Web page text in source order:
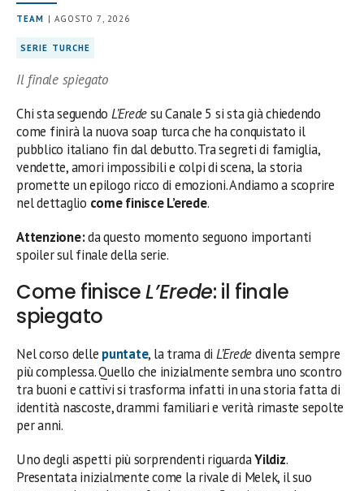
TEAM | AGOSTO 7, 2026
SERIE TURCHE
Il finale spiegato
Chi sta seguendo L’Eredesu Canale 5 si sta già chiedendo
come finirà la nuova soap turca che ha conquistato il
pubblico italiano fin dal debutto. Tra segreti di famiglia,
vendette, amori impossibili e colpi di scena, la storia
promette un epilogo ricco di emozioni. Andiamo a scoprire
nel dettaglio come finisce L’erede.
Attenzione:da questo momento seguono importanti
spoiler sul finale della serie.
Come finisceL’Erede: il finale
spiegato
Nel corso delle puntate, la trama di L’Eredediventa sempre
più complessa. Quello che inizialmente sembra uno scontro
tra buoni e cattivi si trasforma infatti in una storia fatta di
identità nascoste, drammi familiari e verità rimaste sepolte
per anni.
Uno degli aspetti più sorprendenti riguardaYildiz.
Presentata inizialmente come la rivale di Melek, il suo